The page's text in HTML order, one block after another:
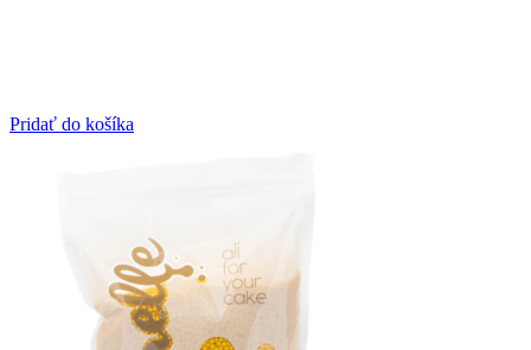
Pridať do košíka